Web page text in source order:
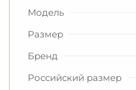
Модель
Размер
Бренд
Российский размер